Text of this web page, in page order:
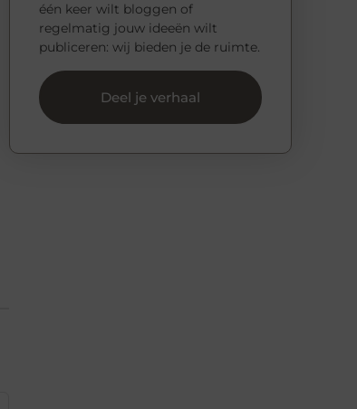
één keer wilt bloggen of
regelmatig jouw ideeën wilt
publiceren: wij bieden je de ruimte.
Deel je verhaal